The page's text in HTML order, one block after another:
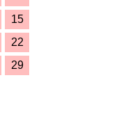
15
22
29